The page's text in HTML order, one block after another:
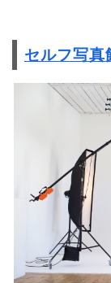
セルフ写真